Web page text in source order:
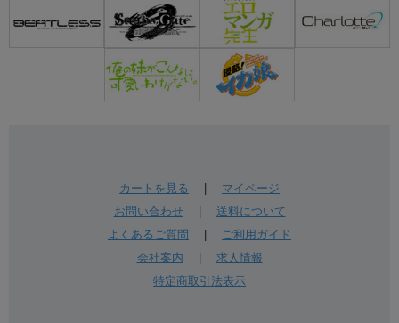
カートを見る
マイページ
お問い合わせ| 送料について
よくあるご質問
ご利用ガイド
会社案内
求人情報
特定商取引法表示